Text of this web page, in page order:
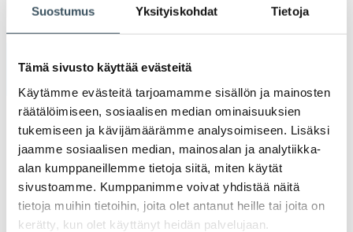
Suostumus Yksityiskohdat Tietoja
Tämä sivusto käyttää evästeitä
Käytämme evästeitä tarjoamamme sisällön ja mainosten
räätälöimiseen, sosiaalisen median ominaisuuksien
tukemiseen ja kävijämäärämme analysoimiseen. Lisäksi
jaamme sosiaalisen median, mainosalan ja analytiikka-
alan kumppaneillemme tietoja siitä, miten käytät
sivustoamme. Kumppanimme voivat yhdistää näitä
tietoja muihin tietoihin, joita olet antanut heille tai joita on
kerätty, kun olet käyttänyt heidän palvelujaan.
Arkistot
2026
2025
2024